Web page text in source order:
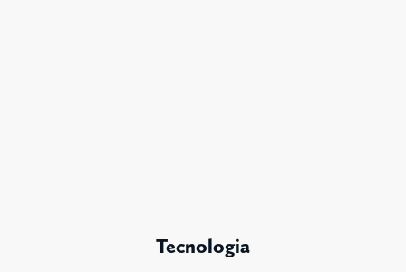
Tecnologia